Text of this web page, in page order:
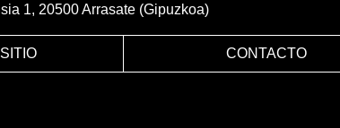
1, 20500 Arrasate (Gipuzkoa)
CONTACTO